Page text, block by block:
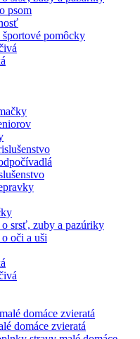
psom
pomôcky
srsť, zuby a pazúriky
oči a uši
domáce zvieratá
domáce zvieratá